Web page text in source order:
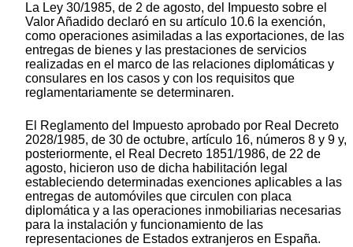
La Ley 30/1985, de 2 de agosto, del Impuesto sobre el
Valor Añadido declaró en su artículo 10.6 la exención,
como operaciones asimiladas a las exportaciones, de las
entregas de bienes y las prestaciones de servicios
realizadas en el marco de las relaciones diplomáticas y
consulares en los casos y con los requisitos que
reglamentariamente se determinaren.
El Reglamento del Impuesto aprobado por Real Decreto
2028/1985, de 30 de octubre, artículo 16, números 8 y 9 y,
posteriormente, el Real Decreto 1851/1986, de 22 de
agosto, hicieron uso de dicha habilitación legal
estableciendo determinadas exenciones aplicables a las
entregas de automóviles que circulen con placa
diplomática y a las operaciones inmobiliarias necesarias
para la instalación y funcionamiento de las
representaciones de Estados extranjeros en España.